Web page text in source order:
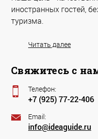
иностранных гостей,
туризма.
Читать далее
Свяжитесь с
Телефон:
+7 (925) 77-22-406
Email:
info@ideaguide.ru